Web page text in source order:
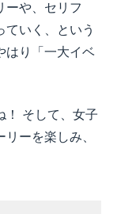
ーや、セリフ
ていく、という
はり「一大イベ
！ そして、女子
ーを楽しみ、